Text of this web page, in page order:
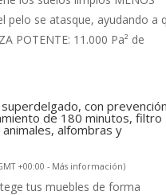
pelo se atasque, ayudando a
POTENTE: 11.000 Pa² de
con prevención
de 180 minutos, filtro
alfombras y
+00:00 - Más información)
tus muebles de forma